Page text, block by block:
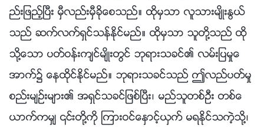
ည္းျဖည့္ၿပီး မွီလည္းမွီခိုေစသည္။ ထိုမွသာ လူသားမ်ိဳးႏြယ္
သည္ ဆက္လက္ရွင္သန္ႏိုင္မည္။ ထိုမွသာ သူတို႔သည္ ထို
သို႔ေသာ ပတ္ဝန္းက်င္မ်ိဳးတြင္ ဘုရားသခင္၏ လမ္းျပမႈေ
အာက္၌ ေနထိုင္ႏိုင္မည္။ ဘုရားသခင္သည္ ဤလည္ပတ္မႈ
စည္းမ်ဥ္းမ်ား၏ အရွင္သခင္ျဖစ္ၿပီး၊ မည္သူတစ္ဦး တစ္ေ
ယာက္ကမွ် ၎တို႔ကို ၾကားဝင္ေႏွာင့္ယွက္ မရႏိုင္သကဲ့သို႔၊